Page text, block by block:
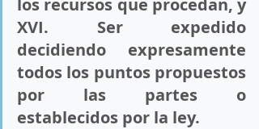
XVI. Ser expedido
decidiendo expresamente
todos los puntos propuestos
por las partes o
establecidos por la ley.